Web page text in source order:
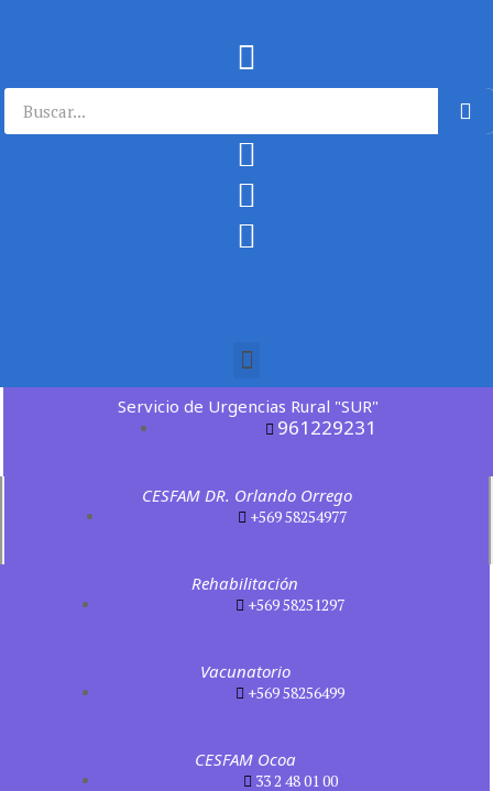
Servicio de Urgencias Rural "SUR"
961229231
CESFAM DR. Orlando Orrego
+569 58254977
Rehabilitación
+569 58251297
Vacunatorio
+569 58256499
CESFAM Ocoa
33 2 48 01 00